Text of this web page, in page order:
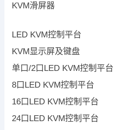
KVM滑屏器
LED KVM控制平台
KVM显示屏及键盘
单口/2口LED KVM控制平台
8口LED KVM控制平台
16口LED KVM控制平台
24口LED KVM控制平台